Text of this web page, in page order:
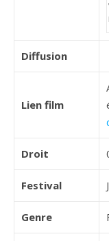
Diffusion
Lien film
Droit
Festival
Genre